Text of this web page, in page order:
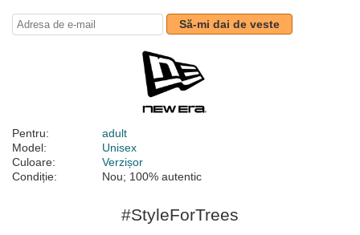
Să-mi dai de veste
Pentru:
adult
Model:
Unisex
Culoare:
Verzișor
Condiție:
Nou; 100% autentic
#StyleForTrees